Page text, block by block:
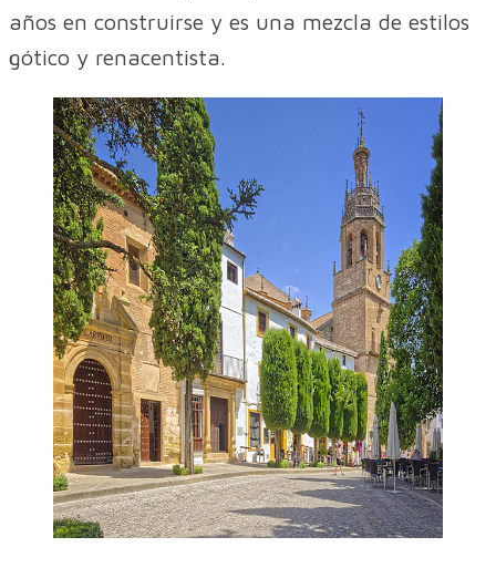
años en construirse y es una mezcla de estilos
gótico y renacentista.